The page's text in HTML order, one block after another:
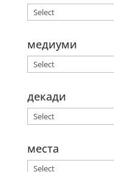
медиуми
декади
места